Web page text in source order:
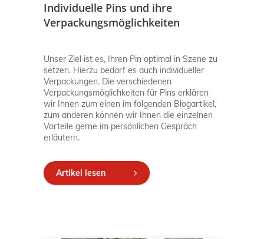
Individuelle Pins und ihre
Verpackungsmöglichkeiten
Unser Ziel ist es, Ihren Pin optimal in Szene zu
setzen. Hierzu bedarf es auch individueller
Verpackungen. Die verschiedenen
Verpackungsmöglichkeiten für Pins erklären
wir Ihnen zum einen im folgenden Blogartikel,
zum anderen können wir Ihnen die einzelnen
Vorteile gerne im persönlichen Gespräch
erläutern.
Artikel lesen